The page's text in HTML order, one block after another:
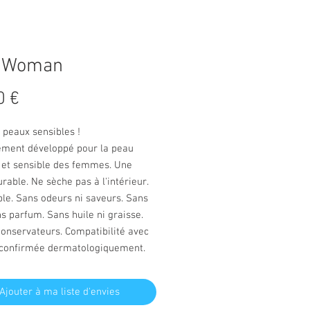
€
sensibles !
développé pour la peau
sensible des femmes. Une
Ne sèche pas à l'intérieur.
Sans odeurs ni saveurs. Sans
parfum. Sans huile ni graisse.
Compatibilité avec
dermatologiquement.
Ajouter à ma liste d'envies